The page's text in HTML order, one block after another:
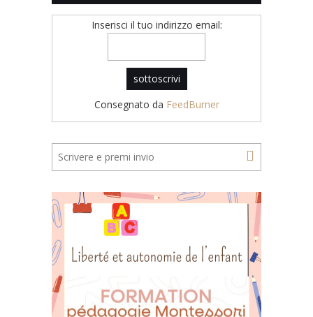
Inserisci il tuo indirizzo email:
Consegnato da FeedBurner